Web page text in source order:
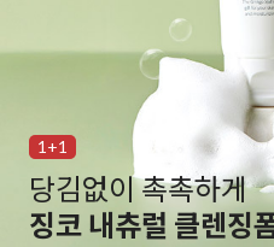
없이 촉촉하게
내츄럴 클렌징폼